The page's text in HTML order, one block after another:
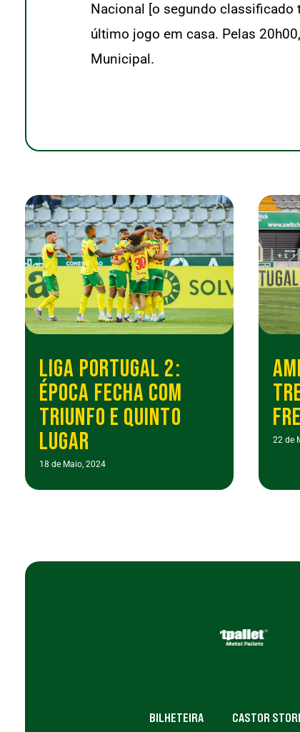
Nacional [o segundo classificado
último jogo em casa. Pelas
Municipal.
LIGA PORTUGAL 2:
ÉPOCA FECHA COM
TRIUNFO E QUINTO
LUGAR
18 de Maio, 2024
22 de
BILHETEIRA CASTOR